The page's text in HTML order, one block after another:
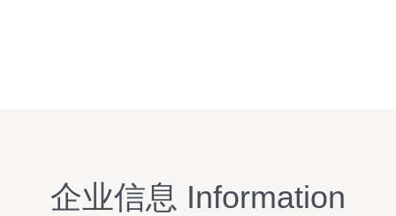
企业信息 Information